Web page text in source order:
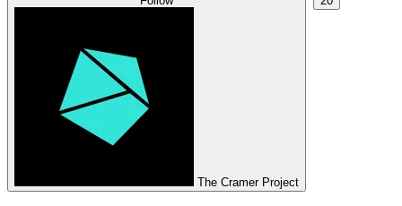
The Cramer Project